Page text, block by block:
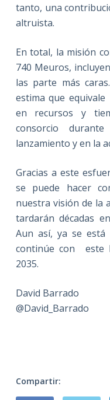
tanto, una
altruista.
En total, la misión
740 Meuros,
las parte más
estima que
en recursos y
consorcio
lanzamiento y en la
Gracias a este
se puede hacer
nuestra visión de la
tardarán décadas
Aun así, ya se
continúe con este
2035.
David Barrado
@David_Barrado
Compartir: